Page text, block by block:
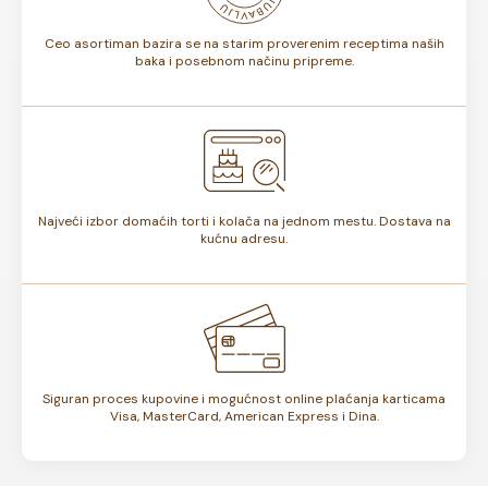
Ceo asortiman bazira se na starim proverenim receptima naših
baka i posebnom načinu pripreme.
Najveći izbor domaćih torti i kolača na jednom mestu. Dostava na
kućnu adresu.
Siguran proces kupovine i mogućnost online plaćanja karticama
Visa, MasterCard, American Express i Dina.